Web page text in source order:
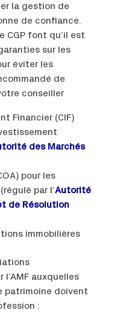
la gestion de
de confiance.
CGP font qu’il est
sur les
éviter les
de
conseiller
Financier (CIF)
des Marchés
pour les
par l’Autorité
de Résolution
immobilières
auxquelles
patrimoine doivent
: